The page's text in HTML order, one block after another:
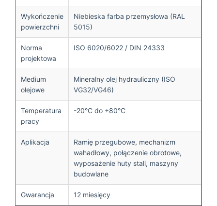
Wykończenie
powierzchni
Niebieska farba przemysłowa (RAL
5015)
Norma
projektowa
ISO 6020/6022 / DIN 24333
Medium
olejowe
Mineralny olej hydrauliczny (ISO
VG32/VG46)
Temperatura
pracy
-20°C do +80°C
Aplikacja
Ramię przegubowe, mechanizm
wahadłowy, połączenie obrotowe,
wyposażenie huty stali, maszyny
budowlane
Gwarancja 12 miesięcy